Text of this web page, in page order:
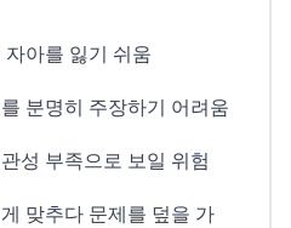
아를 잃기 쉬움
분명히 주장하기 어려움
성 부족으로 보일 위험
맞추다 문제를 덮을 가